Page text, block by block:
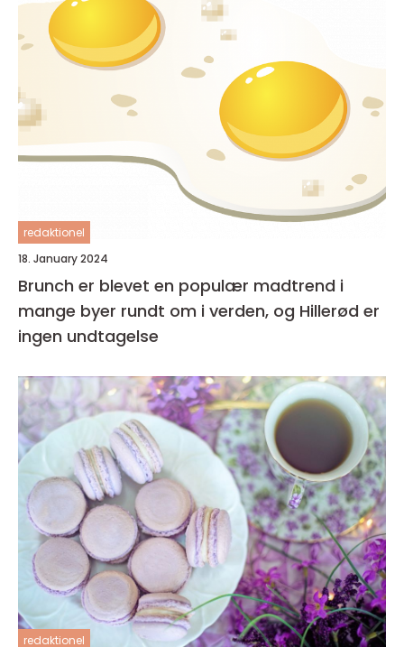
redaktionel
18. January 2024
Brunch er blevet en populær madtrend i
mange byer rundt om i verden, og Hillerød er
ingen undtagelse
redaktionel